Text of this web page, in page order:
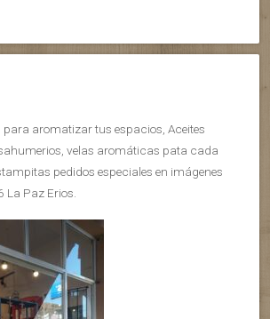
para aromatizar tus espacios, Aceites
velas aromáticas pata cada
pedidos especiales en imágenes
La Paz Erios.